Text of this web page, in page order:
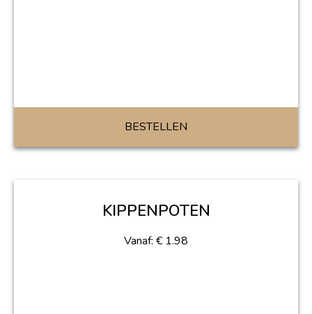
BESTELLEN
KIPPENPOTEN
Vanaf: € 1.98